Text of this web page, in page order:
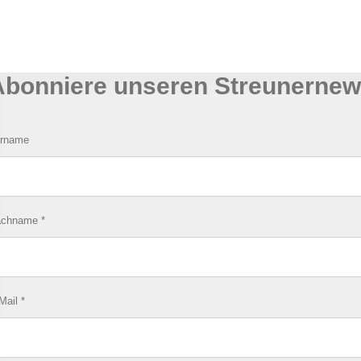
unseren
*
*